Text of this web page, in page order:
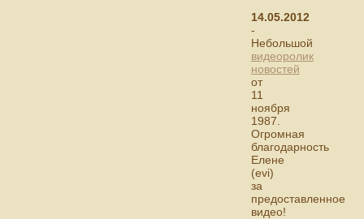
14.05.2012
-
Небольшой
видеоролик
новостей
от
11
ноября
1987.
Огромная
благодарность
Елене
(evi)
за
предоставленное
видео!